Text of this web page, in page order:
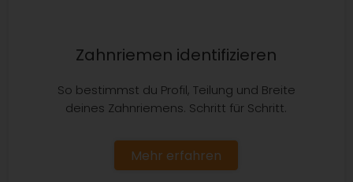
Zahnriemen identifizieren
So bestimmst du Profil, Teilung und Breite
deines Zahnriemens. Schritt für Schritt.
Mehr erfahren